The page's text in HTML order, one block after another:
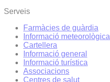
Serveis
Farmàcies de guàrdia
Informació meteorològica
Cartellera
Informació general
Informació turística
Associacions
Centres de salut